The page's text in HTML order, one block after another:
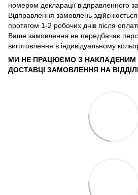
номером декларації відправленного
Відправлення замовлень
протягом 1-2 робочих днів після
Ваше замовлення не передбачає
виготовлення в індивідуальному
МИ НЕ ПРАЦЮЄМО З НАКЛАДЕНИМ
ДОСТАВЦІ ЗАМОВЛЕННЯ НА